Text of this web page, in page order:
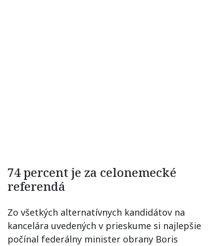
74 percent je za celonemecké
referendá
Zo všetkých alternatívnych kandidátov na
kancelára uvedených v prieskume si najlepšie
počínal federálny minister obrany Boris